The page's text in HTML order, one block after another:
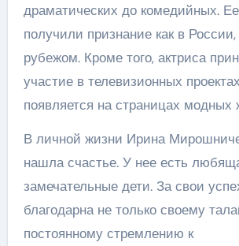
драматических до комедийных.
получили признание как в России,
рубежом. Кроме того, актриса
участие в телевизионных
появляется на страницах модных
В личной жизни Ирина
нашла счастье. У нее есть
замечательные дети. За свои
благодарна не только своему
постоянному стремлению к